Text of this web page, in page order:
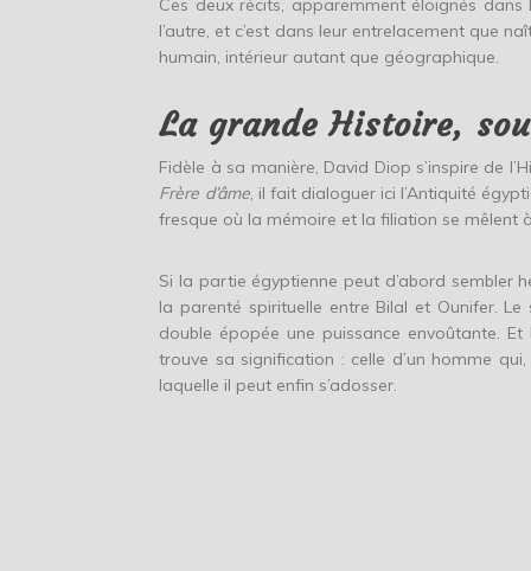
Ces deux récits, apparemment éloignés dans
l’autre, et c’est dans leur entrelacement que
humain, intérieur autant que géographique.
La grande Histoire,
Fidèle à sa manière, David Diop s’inspire de
Frère d’âme, il fait dialoguer ici l’Antiquité
fresque où la mémoire et la filiation se mêlent
Si la partie égyptienne peut d’abord sembler
la parenté spirituelle entre Bilal et Ounifer.
double épopée une puissance envoûtante.
trouve sa signification : celle d’un homme
laquelle il peut enfin s’adosser.